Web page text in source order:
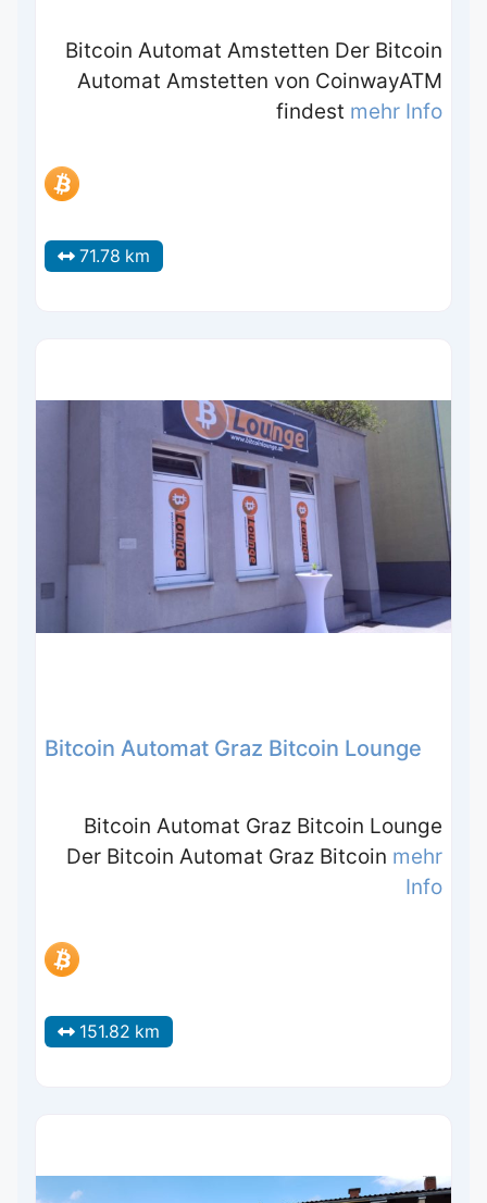
Bitcoin Automat Amstetten Der Bitcoin
Automat Amstetten von CoinwayATM
findest mehr Info
71.78 km
Bitcoin Automat Graz Bitcoin Lounge
Bitcoin Automat Graz Bitcoin Lounge
Der Bitcoin Automat Graz Bitcoin mehr
Info
151.82 km